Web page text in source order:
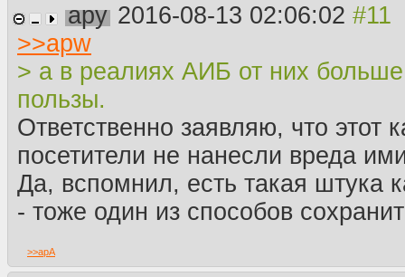
apy 2016-08-13 02:06:02
>>apw
> а в реалиях АИБ от них
пользы.
Ответственно заявляю, что этот
посетители не нанесли вреда
Да, вспомнил, есть такая штука
- тоже один из способов
>>apA